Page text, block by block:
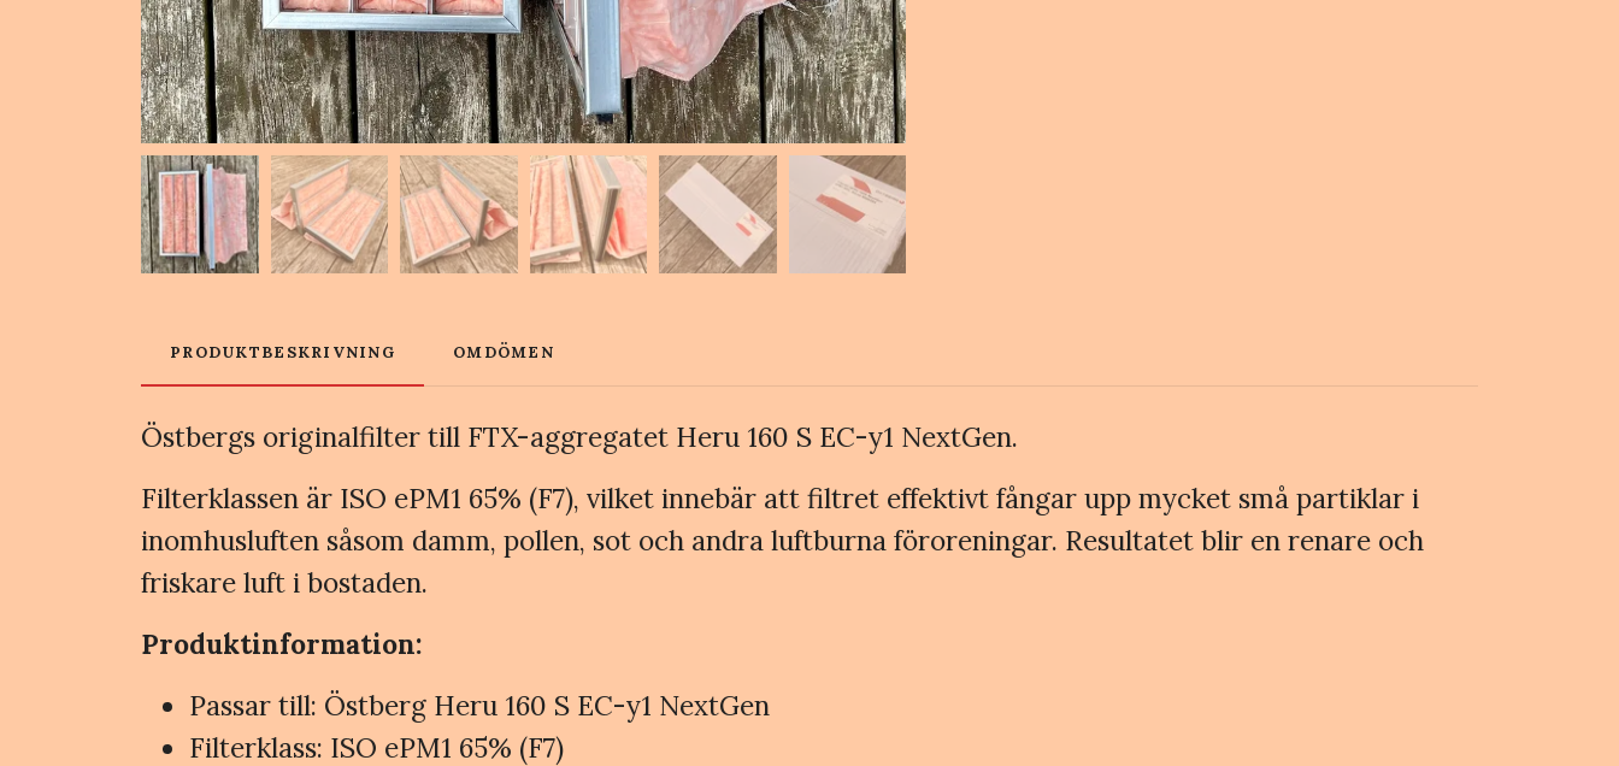
PRODUKTBESKRIVNING OMDÖMEN
Östbergs originalfilter till FTX-aggregatet Heru 160 S EC-y1 NextGen.
Filterklassen är ISO ePM1 65% (F7), vilket innebär att filtret effektivt fångar upp mycket små partiklar i
inomhusluften såsom damm, pollen, sot och andra luftburna föroreningar. Resultatet blir en renare och
friskare luft i bostaden.
Produktinformation:
Passar till: Östberg Heru 160 S EC-y1 NextGen
Filterklass: ISO ePM1 65% (F7)